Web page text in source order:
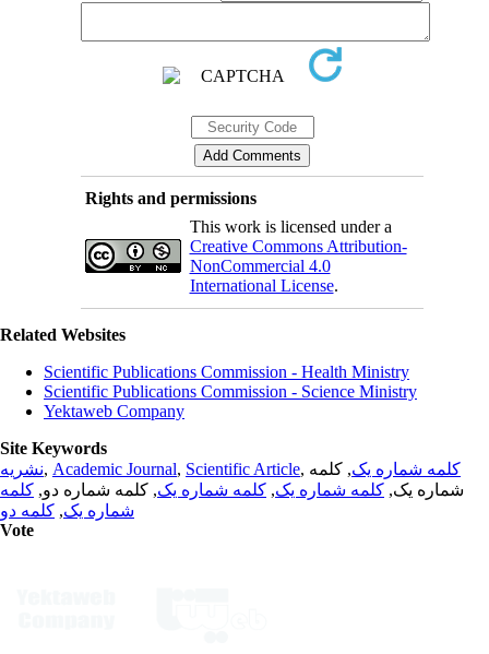
Rights and permissions
This work is licensed under a
Creative Commons Attribution-
NonCommercial 4.0
International License.
Related Websites
Scientific Publications Commission - Health Ministry
Scientific Publications Commission - Science Ministry
Yektaweb Company
Site Keywords
نشریه, Academic Journal, Scientific Article, کلمه شماره یک, کلمه
شماره یک, کلمه شماره یک, کلمه شماره یک, کلمه شماره دو, کلمه
شماره یک, کلمه دو
Vote